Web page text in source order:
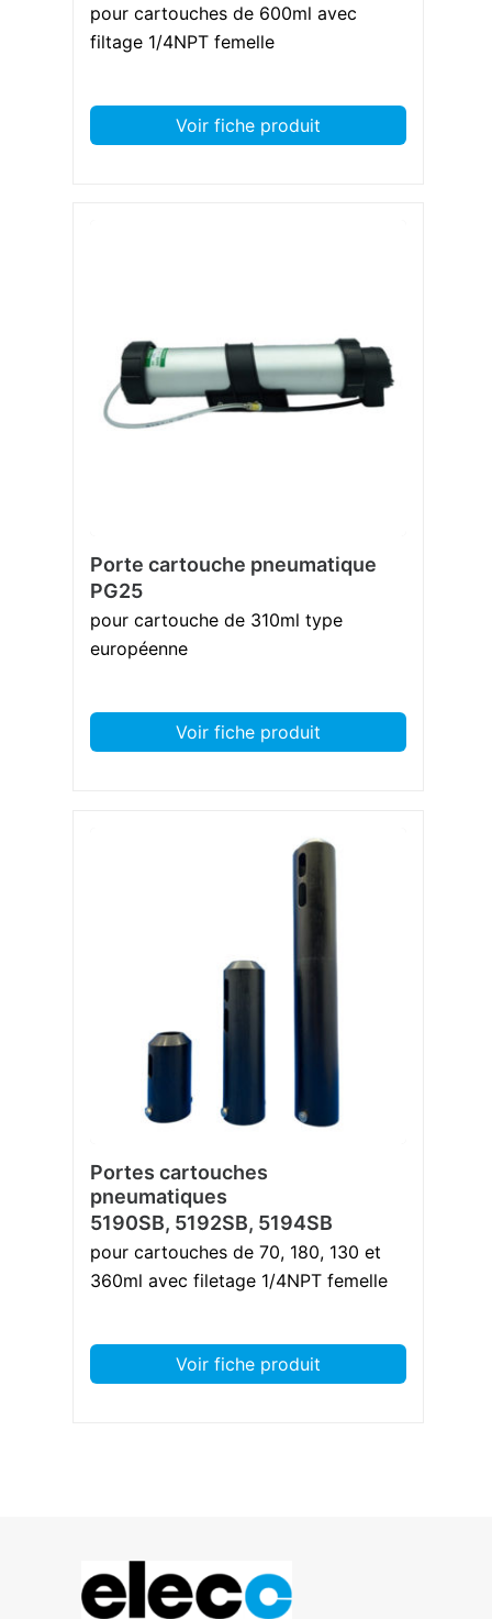
pour cartouches de 600ml avec
filtage 1/4NPT femelle
Voir fiche produit
Porte cartouche pneumatique
PG25
pour cartouche de 310ml type
européenne
Voir fiche produit
Portes cartouches
pneumatiques
5190SB, 5192SB, 5194SB
pour cartouches de 70, 180, 130 et
360ml avec filetage 1/4NPT femelle
Voir fiche produit